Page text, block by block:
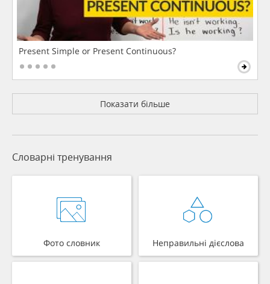
Present Simple or Present Continuous?
Показати більше
Словарні тренування
Фото словник Неправильні дієслова